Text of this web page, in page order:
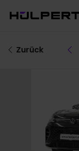
Zurück